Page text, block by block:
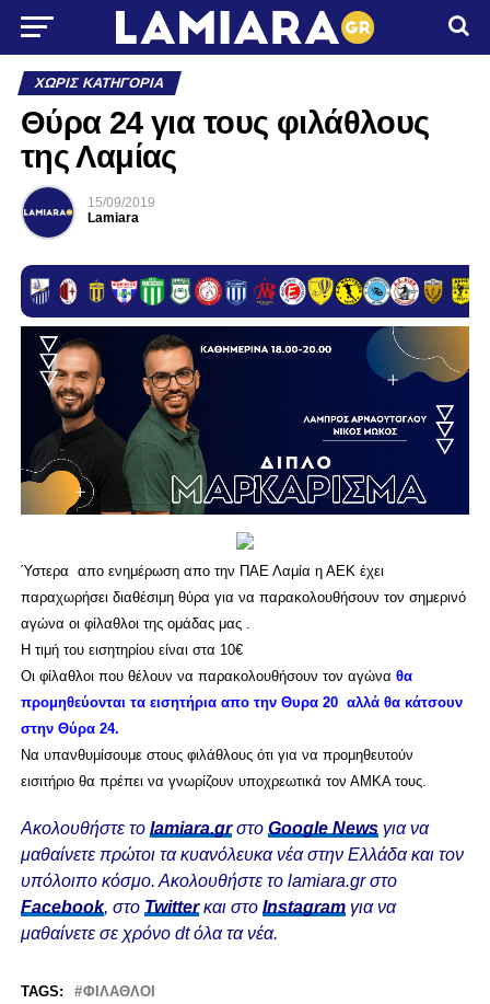
ΧΩΡΊΣ ΚΑΤΗΓΟΡΊΑ
Θύρα 24 για τους φιλάθλους
της Λαμίας
15/09/2019
Lamiara
Ύστερα απο ενημέρωση απο την ΠΑΕ Λαμία η ΑΕΚ έχει
παραχωρήσει διαθέσιμη θύρα για να παρακολουθήσουν τον σημερινό
αγώνα οι φίλαθλοι της ομάδας μας .
Η τιμή του εισητηρίου είναι στα 10€
Οι φίλαθλοι που θέλουν να παρακολουθήσουν τον αγώνα θα
προμηθεύονται τα εισητήρια απο την Θυρα 20 αλλά θα κάτσουν
στην Θύρα 24.
Να υπανθυμίσουμε στους φιλάθλους ότι για να προμηθευτούν
εισιτήριο θα πρέπει να γνωρίζουν υποχρεωτικά τον ΑΜΚΑ τους.
Ακολουθήστε το lamiara.grστο Google Newsγια να
μαθαίνετε πρώτοι τα κυανόλευκα νέα στην Ελλάδα και τον
υπόλοιπο κόσμο. Ακολουθήστε το lamiara.gr στο
Facebook, στο Twitterκαι στο Instagram για να
μαθαίνετε σε χρόνο dt όλα τα νέα.
TAGS: ΦΊΛΑΘΛΟΙ